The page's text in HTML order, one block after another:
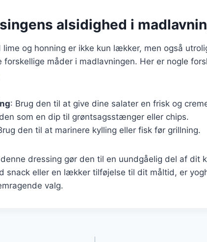
alsidighed i
og honning er ikke kun lækker, men også
forskellige måder i madlavningen. Her er nogle
: Brug den til at give dine salater en frisk og
som en dip til grøntsagsstænger eller chips.
den til at marinere kylling eller fisk før grillning.
dressing gør den til en uundgåelig del af dit
snack eller en lækker tilføjelse til dit måltid, er
valg.